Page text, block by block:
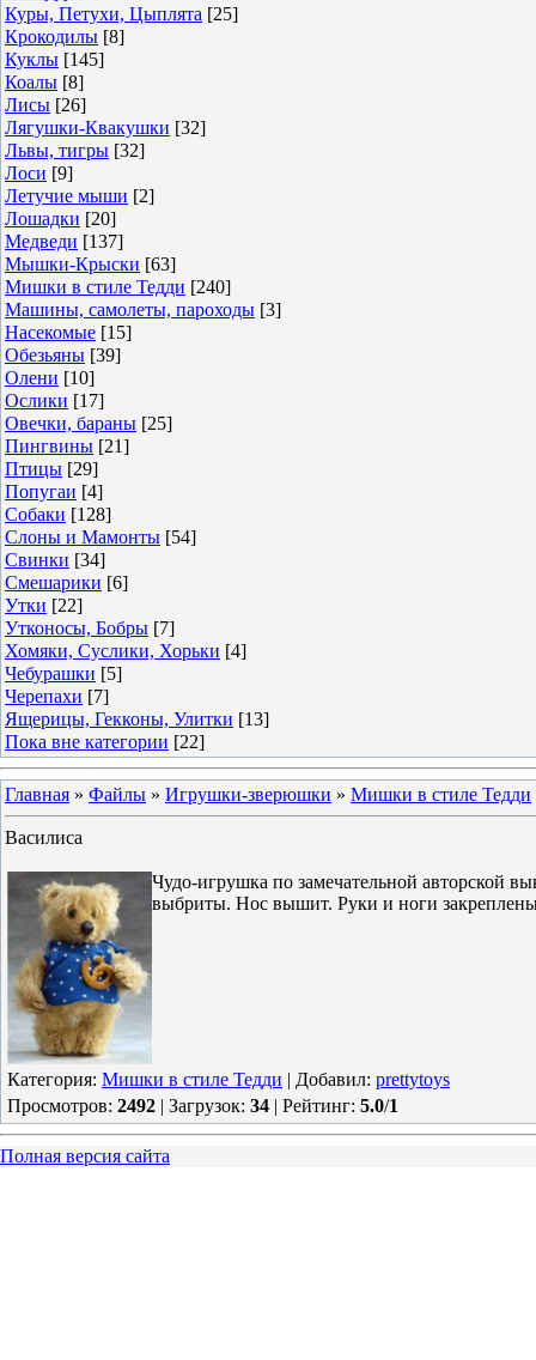
Куры, Петухи, Цыплята [25]
Крокодилы [8]
Куклы [145]
Коалы [8]
Лисы [26]
Лягушки-Квакушки [32]
Львы, тигры [32]
Лоси [9]
Летучие мыши [2]
Лошадки [20]
Медведи [137]
Мышки-Крыски [63]
Мишки в стиле Тедди [240]
Машины, самолеты, пароходы [3]
Насекомые [15]
Обезьяны [39]
Олени [10]
Ослики [17]
Овечки, бараны [25]
Пингвины [21]
Птицы [29]
Попугаи [4]
Собаки [128]
Слоны и Мамонты [54]
Свинки [34]
Смешарики [6]
Утки [22]
Утконосы, Бобры [7]
Хомяки, Суслики, Хорьки [4]
Чебурашки [5]
Черепахи [7]
Ящерицы, Гекконы, Улитки [13]
Пока вне категории [22]
Главная » Файлы » Игрушки-зверюшки » Мишки в стиле Тедди
Василиса
Чудо-игрушка по замечательной авторской
выбриты. Нос вышит. Руки и ноги
Категория: Мишки в стиле Тедди | Добавил: prettytoys
Просмотров: 2492 | Загрузок: 34 | Рейтинг: 5.0/1
Полная версия сайта